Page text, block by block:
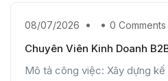
08/07/2026 0 Comments
Chuyên Viên Kinh Doanh
Mô tả công việc: Xây dựng kế